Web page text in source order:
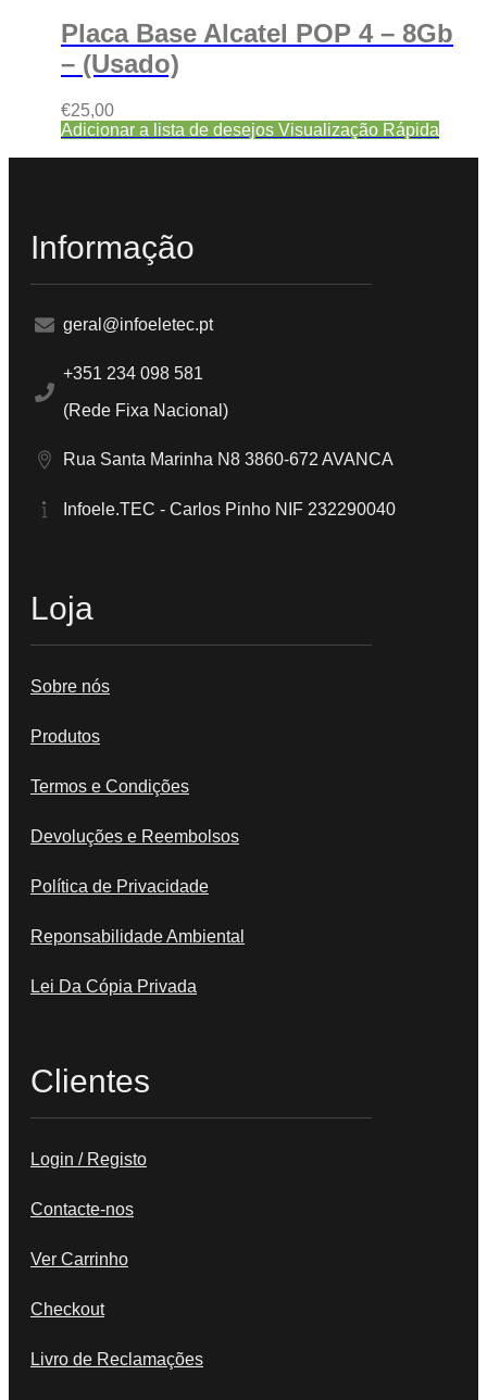
Placa Base Alcatel POP 4 – 8Gb
– (Usado)
€25,00
Adicionar a lista de desejos Visualização Rápida
Informação
geral@infoeletec.pt
+351 234 098 581
(Rede Fixa Nacional)
Rua Santa Marinha N8 3860-672 AVANCA
Infoele.TEC - Carlos Pinho NIF 232290040
Loja
Sobre nós
Produtos
Termos e Condições
Devoluções e Reembolsos
Política de Privacidade
Reponsabilidade Ambiental
Lei Da Cópia Privada
Clientes
Login / Registo
Contacte-nos
Ver Carrinho
Checkout
Livro de Reclamações